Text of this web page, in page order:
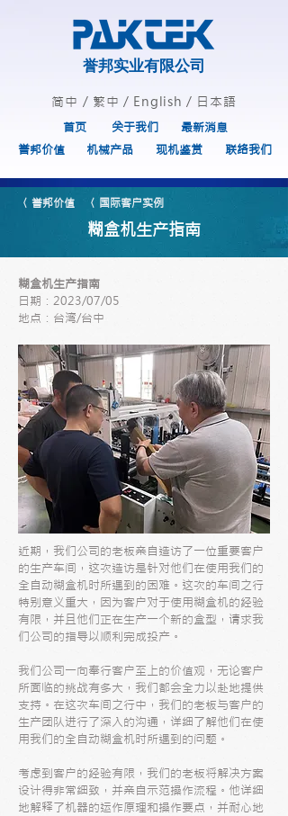
誉邦实业有限公司
简中 / 繁中 / English / 日本語
首页 关于我们
最新消息
誉邦价值
机械产品 现机鉴赏 联络我们
〈 誉邦价值 〈 国际客户实例
糊盒机生产指南
糊盒机生产指南
日期：2023/07/05
地点：台湾/台中
近期，我们公司的老板亲自造访了一位重要客户
的生产车间，这次造访是针对他们在使用我们的
全自动糊盒机时所遇到的困难。这次的车间之行
特别意义重大，因为客户对于使用糊盒机的经验
有限，并且他们正在生产一个新的盒型，请求我
们公司的指导以顺利完成投产。
我们公司一向奉行客户至上的价值观，无论客户
所面临的挑战有多大，我们都会全力以赴地提供
支持。在这次车间之行中，我们的老板与客户的
生产团队进行了深入的沟通，详细了解他们在使
用我们的全自动糊盒机时所遇到的问题。
考虑到客户的经验有限，我们的老板将解决方案
设计得非常细致，并亲自示范操作流程。他详细
地解释了机器的运作原理和操作要点，并耐心地